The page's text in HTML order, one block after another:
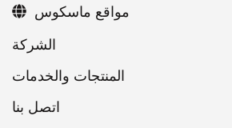
اتصل بنا
مواقع ماسكوس